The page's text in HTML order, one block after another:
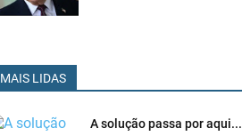
MAIS LIDAS
A solução passa por aqui...